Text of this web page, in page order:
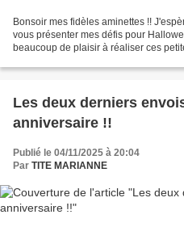
Bonsoir mes fidèles aminettes !!
vous présenter mes défis pour
beaucoup de plaisir à réaliser ces
Les deux derniers
anniversaire !!
Publié le 04/11/2025 à 20:04
Par TITE MARIANNE